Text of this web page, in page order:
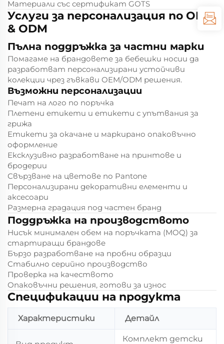
Материали със сертификат GOTS
Услуги за персонализация по OEM
& ODM
Пълна поддръжка за частни марки
Помагаме на брандовете за бебешки носии да
разработват персонализирани устойчиви
колекции чрез гъвкави OEM/ODM решения.
Възможни персонализации
Печат на лого по поръчка
Плетени етикети и етикети с упътвания за
грижа
Етикети за окачане и маркирано опаковъчно
оформление
Ексклузивно разработване на принтове и
бродерии
Свързване на цветове по Pantone
Персонализирани декоративни елементи и
аксесоари
Размерна градация под частен бранд
Поддръжка на производството
Нисък минимален обем на поръчката (MOQ) за
стартиращи брандове
Бързо разработване на пробни образци
Стабилно серийно производство
Проверка на качеството
Опаковъчни решения, готови за износ
Спецификации на продукта
Характеристики Детайл
Комплект детски